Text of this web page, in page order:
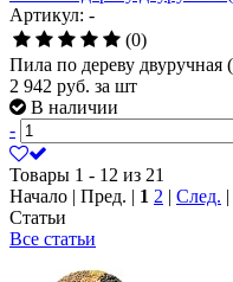
Артикул: -
(0)
Пила по дереву
2 942 руб. за шт
В наличии
-
Товары 1 - 12 из 21
Начало | Пред. | 1 2 | След. |
Статьи
Все статьи